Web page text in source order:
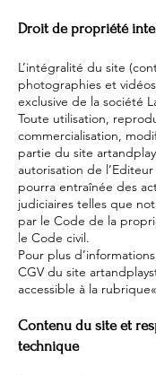
Droit de propriété
L’intégralité du site
photographies et
exclusive de la société
Toute utilisation,
commercialisation,
partie du site
autorisation de
pourra entraînée des
judiciaires telles que
par le Code de la
le Code civil.
Pour plus
CGV du site
accessible à la rubrique«
Contenu du site et
technique